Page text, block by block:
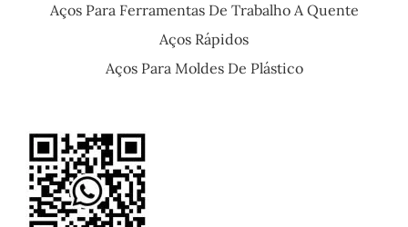
Aços Para Ferramentas De Trabalho A Quente
Aços Rápidos
Aços Para Moldes De Plástico